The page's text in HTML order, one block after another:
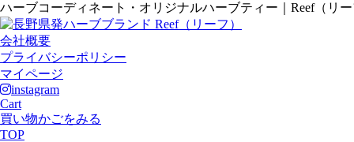
ハーブコーディネート・オリジナルハーブティー｜Reef（リ
会社概要
プライバシーポリシー
マイページ
instagram
Cart
買い物かごをみる
TOP